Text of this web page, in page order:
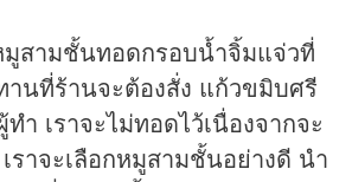
มูสามชั้นทอดกรอบน้ำจิ้มแจ่วที่
านที่ร้านจะต้องสั่ง แก้วขมิบศรี
ำ เราจะไม่ทอดไว้เนื่องจากจะ
ราจะเลือกหมูสามชั้นอย่างดี นำ